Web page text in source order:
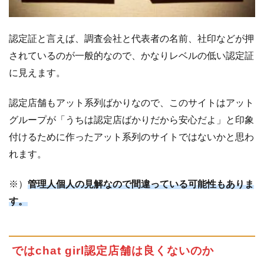
認定証と言えば、調査会社と代表者の名前、社印などが押
されているのが一般的なので、かなりレベルの低い認定証
に見えます。
認定店舗もアット系列ばかりなので、このサイトはアット
グループが「うちは認定店ばかりだから安心だよ」と印象
付けるために作ったアット系列のサイトではないかと思わ
れます。
※） 管理人個人の見解なので間違っている可能性もありま
す。
ではchat girl認定店舗は良くないのか